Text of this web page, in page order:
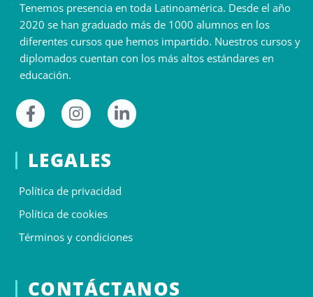
Tenemos presencia en toda Latinoamérica. Desde el año
2020 se han graduado más de 1000 alumnos en los
diferentes cursos que hemos impartido. Nuestros cursos y
diplomados cuentan con los más altos estándares en
educación.
LEGALES
Política de privacidad
Política de cookies
Términos y condiciones
CONTÁCTANOS